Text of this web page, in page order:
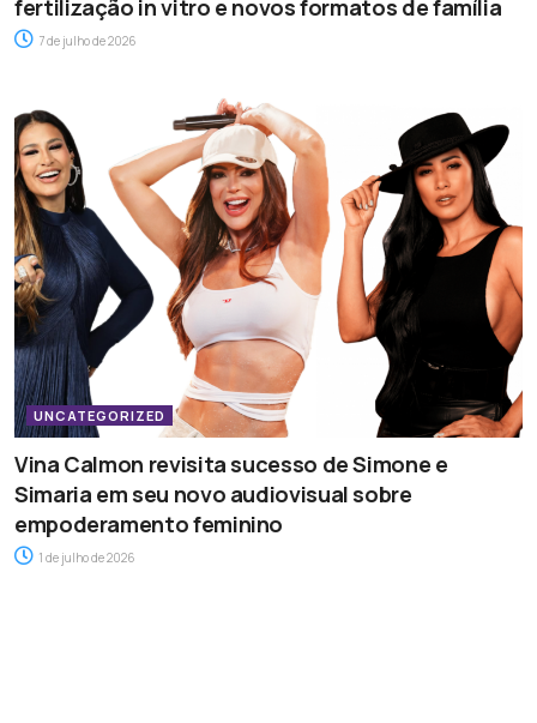
fertilização in vitro e novos formatos de família
7 de julho de 2026
UNCATEGORIZED
Vina Calmon revisita sucesso de Simone e
Simaria em seu novo audiovisual sobre
empoderamento feminino
1 de julho de 2026